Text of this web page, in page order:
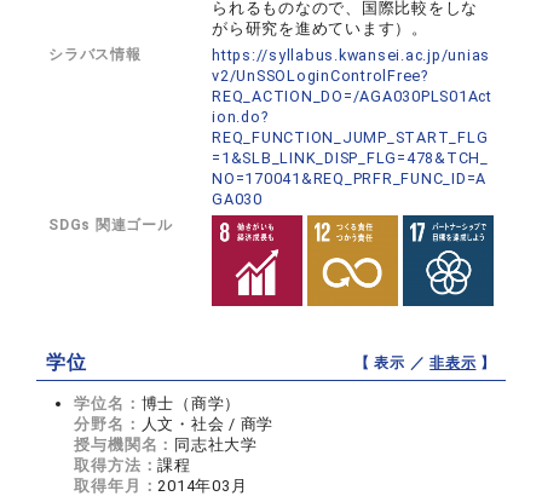
られるものなので、国際比較をしな
がら研究を進めています）。
シラバス情報
https://syllabus.kwansei.ac.jp/unias
v2/UnSSOLoginControlFree?
REQ_ACTION_DO=/AGA030PLS01Act
ion.do?
REQ_FUNCTION_JUMP_START_FLG
=1&SLB_LINK_DISP_FLG=478&TCH_
NO=170041&REQ_PRFR_FUNC_ID=A
GA030
SDGs 関連ゴール
学位 【 表示 ／非表示 】
学位名： 博士（商学）
分野名： 人文・社会 / 商学
授与機関名： 同志社大学
取得方法：課程
取得年月：2014年03月